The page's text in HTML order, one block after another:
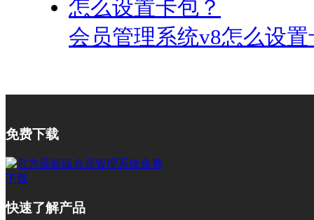
会员管理系统v8怎么设
免费下载
快速了解产品